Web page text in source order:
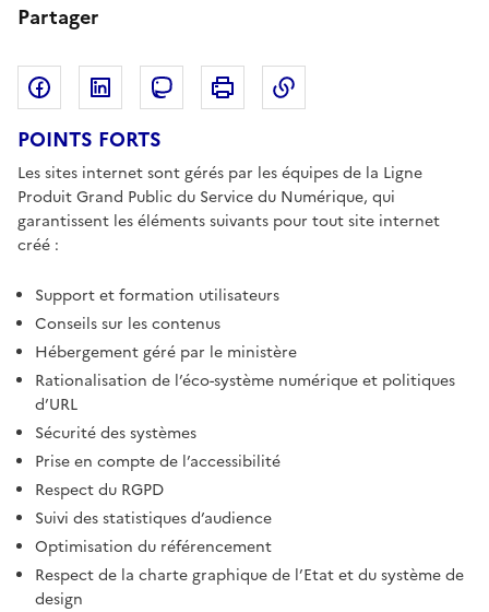
Partager
Partager sur Facebook
Partager sur LinkedIn
Partager sur Mastodon
Imprimer
POINTS FORTS
Les sites internet sont gérés par les équipes de la Ligne
Produit Grand Public du Service du Numérique, qui
garantissent les éléments suivants pour tout site internet
créé :
Support et formation utilisateurs
Conseils sur les contenus
Hébergement géré par le ministère
Rationalisation de l’éco-système numérique et politiques
d’URL
Sécurité des systèmes
Prise en compte de l’accessibilité
Respect du RGPD
Suivi des statistiques d’audience
Optimisation du référencement
Respect de la charte graphique de l’Etat et du système de
design